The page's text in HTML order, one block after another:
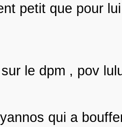
petit que pour
le dpm , pov
qui a